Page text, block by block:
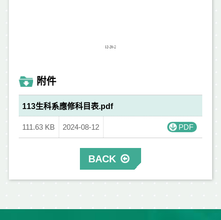
附件
113生科系應修科目表.pdf
111.63 KB 2024-08-12 PDF
BACK